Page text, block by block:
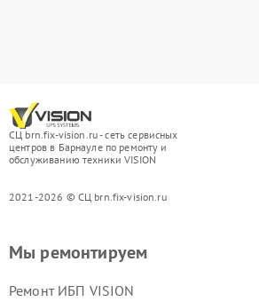
СЦ brn.fix-vision.ru - сеть сервисных
центров в Барнауле по ремонту и
обслуживанию техники VISION
2021-2026 © СЦ brn.fix-vision.ru
Мы ремонтируем
Ремонт ИБП VISION